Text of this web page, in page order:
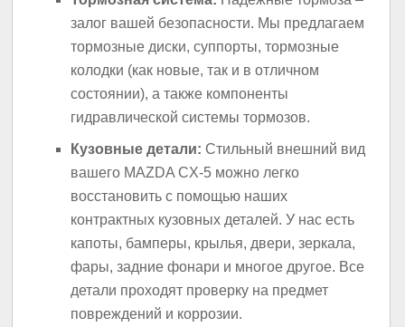
залог вашей безопасности. Мы предлагаем
тормозные диски, суппорты, тормозные
колодки (как новые, так и в отличном
состоянии), а также компоненты
гидравлической системы тормозов.
Кузовные детали: Стильный внешний вид
вашего MAZDA CX-5 можно легко
восстановить с помощью наших
контрактных кузовных деталей. У нас есть
капоты, бамперы, крылья, двери, зеркала,
фары, задние фонари и многое другое. Все
детали проходят проверку на предмет
повреждений и коррозии.